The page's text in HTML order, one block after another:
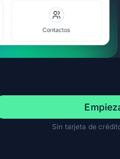
Sin tarjeta de